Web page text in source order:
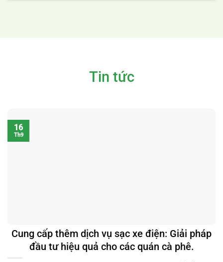
Tin tức
Cung cấp thêm dịch vụ sạc xe điện: Giải pháp
đầu tư hiệu quả cho các quán cà phê.
16
Th9